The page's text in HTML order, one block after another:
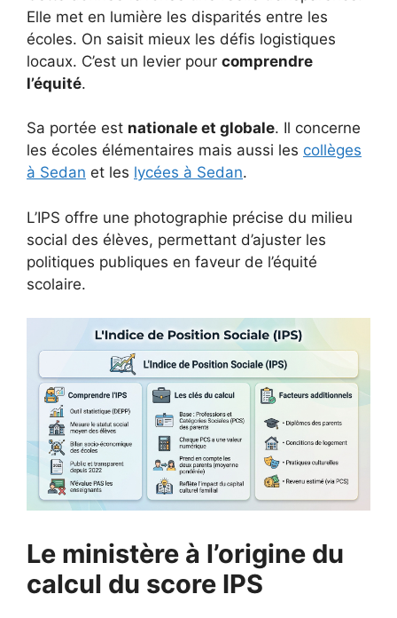
Elle met en lumière les disparités entre les
écoles. On saisit mieux les défis logistiques
locaux. C’est un levier pour comprendre
l’équité.
Sa portée est nationale et globale. Il concerne
les écoles élémentaires mais aussi les collèges
à Sedan et les lycées à Sedan.
L’IPS offre une photographie précise du milieu
social des élèves, permettant d’ajuster les
politiques publiques en faveur de l’équité
scolaire.
Le ministère à l’origine du
calcul du score IPS